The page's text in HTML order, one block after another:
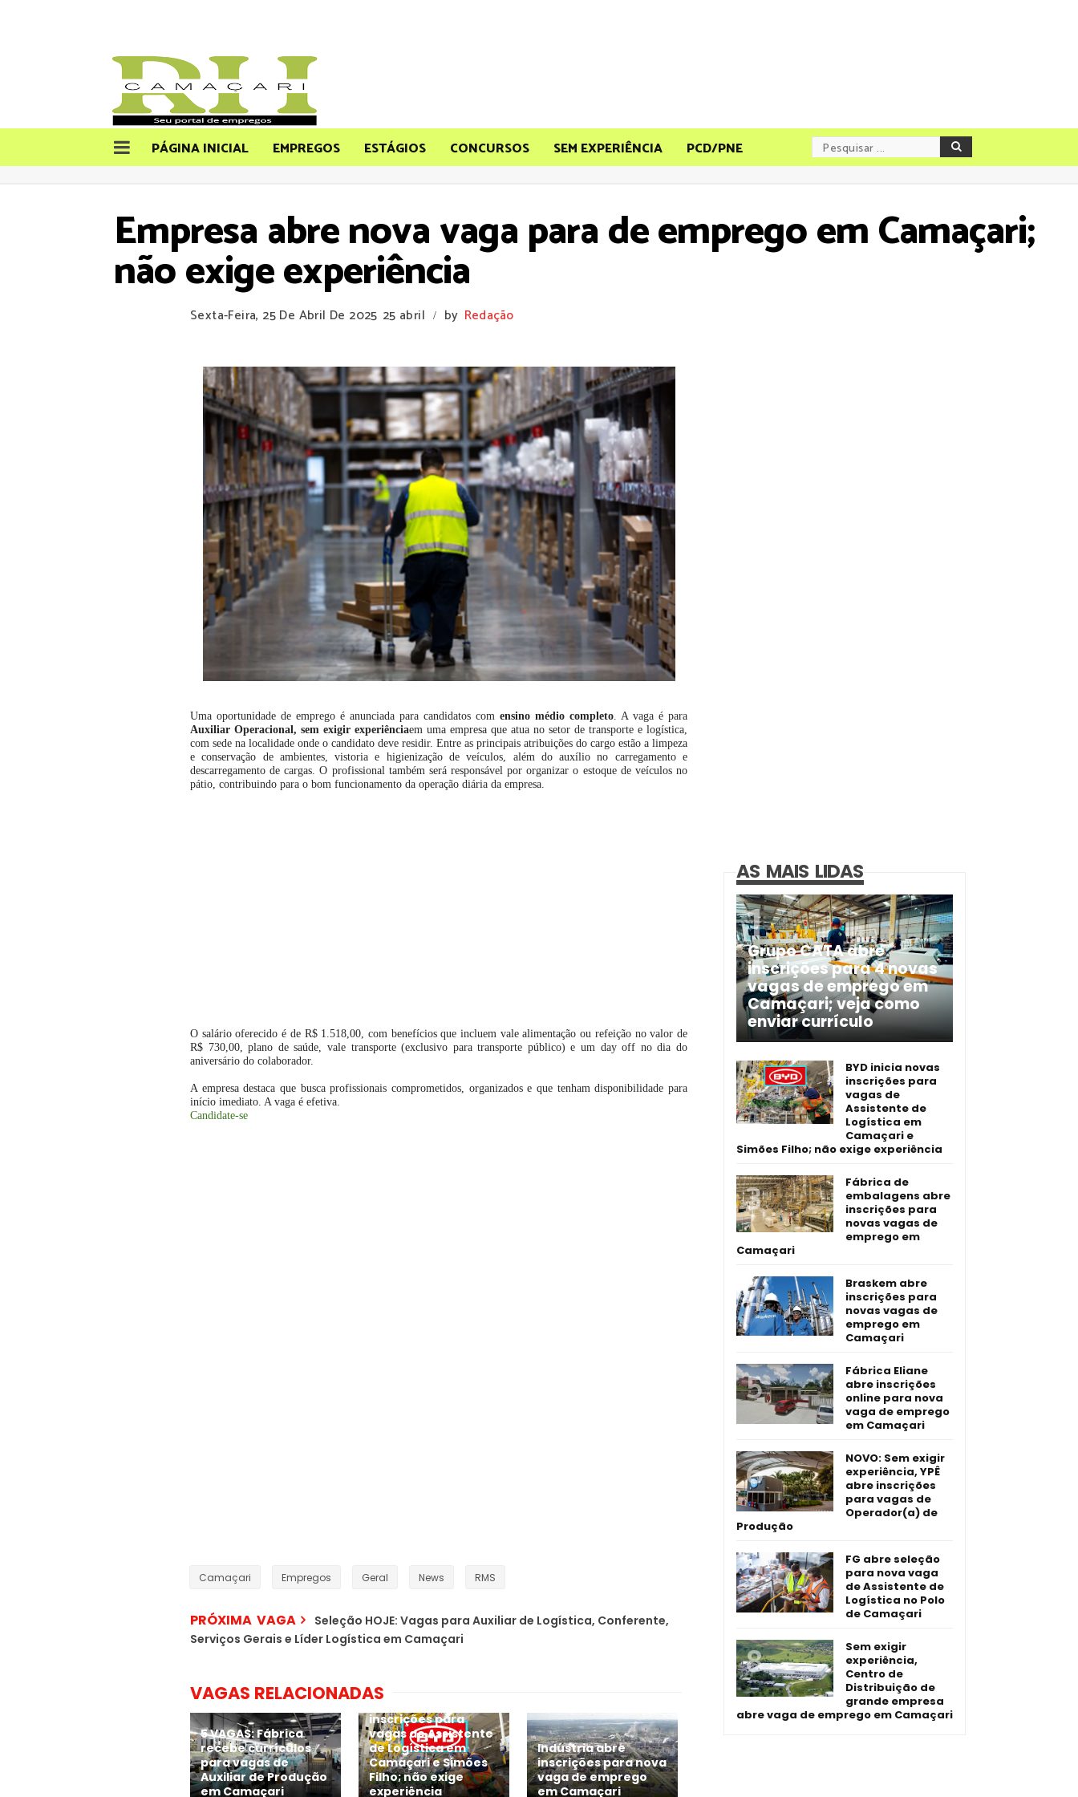
PÁGINA INICIAL EMPREGOS ESTÁGIOS CONCURSOS SEM EXPERIÊNCIA PCD/PNE
Empresa abre nova vaga para de emprego em Camaçari;
não exige experiência
Sexta-Feira, 25 De Abril De 2025 25 abril / by Redação
Uma oportunidade de emprego é anunciada para candidatos com ensino médio completo . A vaga é para
Auxiliar Operacional, sem exigir experiênciaem uma empresa que atua no setor de transporte e logística,
com sede na localidade onde o candidato deve residir. Entre as principais atribuições do cargo estão a limpeza
e conservação de ambientes, vistoria e higienização de veículos, além do auxílio no carregamento e
descarregamento de cargas. O profissional também será responsável por organizar o estoque de veículos no
pátio, contribuindo para o bom funcionamento da operação diária da empresa.
O salário oferecido é de R$ 1.518,00, com benefícios que incluem vale alimentação ou refeição no valor de
R$ 730,00, plano de saúde, vale transporte (exclusivo para transporte público) e um day off no dia do
aniversário do colaborador.
A empresa destaca que busca profissionais comprometidos, organizados e que tenham disponibilidade para
início imediato. A vaga é efetiva.
Candidate-se
Camaçari Empregos Geral News RMS
PRÓXIMA VAGA
Seleção HOJE: Vagas para Auxiliar de Logística, Conferente,
Serviços Gerais e Líder Logística em Camaçari
VAGAS RELACIONADAS
5 VAGAS: Fábrica
recebe currículos
para vagas de
Auxiliar de Produção
em Camaçari
inscrições para
vagas de Assistente
de Logística em
Camaçari e Simões
Filho; não exige
experiência
Indústria abre
inscrições para nova
vaga de emprego
em Camaçari
AS MAIS LIDAS
Grupo CATA abre
inscrições para 4 novas
vagas de emprego em
Camaçari; veja como
enviar currículo
BYD inicia novas
inscrições para
vagas de
Assistente de
Logística em
Camaçari e
Simões Filho; não exige experiência
Fábrica de
embalagens abre
inscrições para
novas vagas de
emprego em
Camaçari
Braskem abre
inscrições para
novas vagas de
emprego em
Camaçari
Fábrica Eliane
abre inscrições
online para nova
vaga de emprego
em Camaçari
NOVO: Sem exigir
experiência, YPÊ
abre inscrições
para vagas de
Operador(a) de
Produção
FG abre seleção
para nova vaga
de Assistente de
Logística no Polo
de Camaçari
Sem exigir
experiência,
Centro de
Distribuição de
grande empresa
abre vaga de emprego em Camaçari